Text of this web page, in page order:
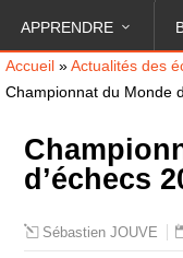
APPRENDRE
Accueil »Actualités des
Championnat du Monde
d’échecs
Sébastien JOUVE